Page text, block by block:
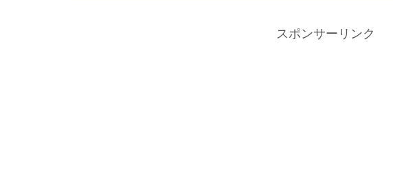
スポンサーリンク